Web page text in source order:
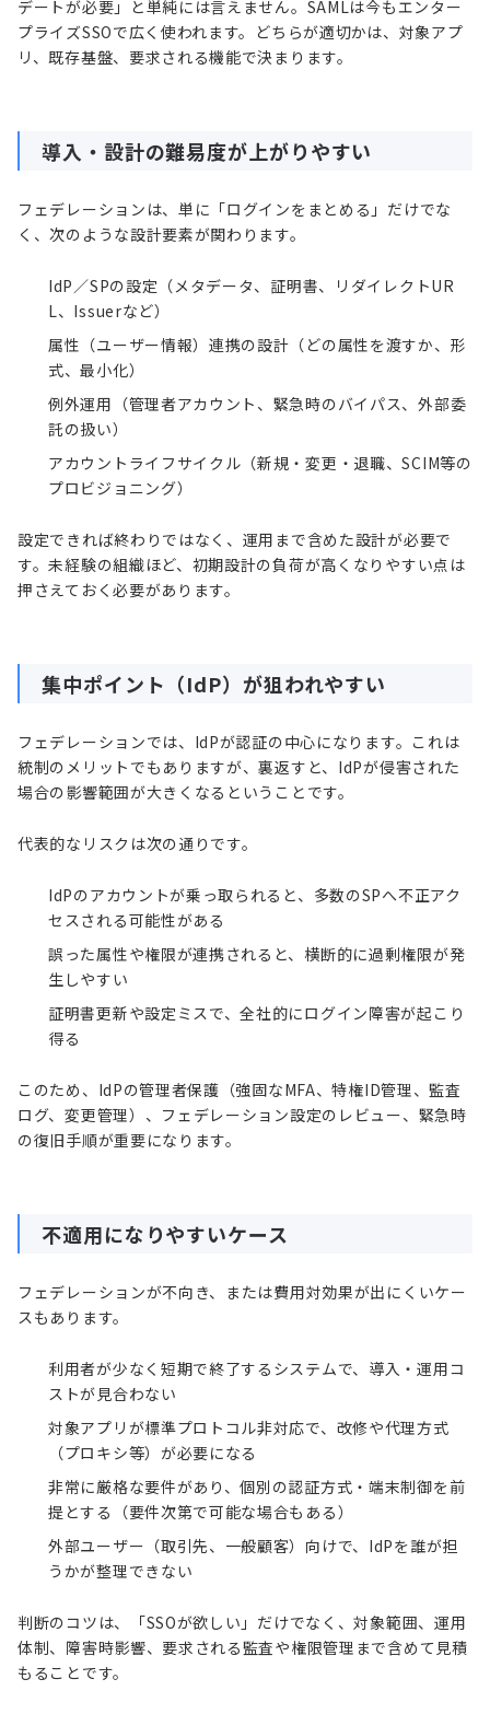
デートが必要」と単純には言えません。SAMLは今もエンター
プライズSSOで広く使われます。どちらが適切かは、対象アプ
リ、既存基盤、要求される機能で決まります。
導入・設計の難易度が上がりやすい
フェデレーションは、単に「ログインをまとめる」だけでな
く、次のような設計要素が関わります。
IdP／SPの設定（メタデータ、証明書、リダイレクトUR
L、Issuerなど）
属性（ユーザー情報）連携の設計（どの属性を渡すか、形
式、最小化）
例外運用（管理者アカウント、緊急時のバイパス、外部委
託の扱い）
アカウントライフサイクル（新規・変更・退職、SCIM等の
プロビジョニング）
設定できれば終わりではなく、運用まで含めた設計が必要で
す。未経験の組織ほど、初期設計の負荷が高くなりやすい点は
押さえておく必要があります。
集中ポイント（IdP）が狙われやすい
フェデレーションでは、IdPが認証の中心になります。これは
統制のメリットでもありますが、裏返すと、IdPが侵害された
場合の影響範囲が大きくなるということです。
代表的なリスクは次の通りです。
IdPのアカウントが乗っ取られると、多数のSPへ不正アク
セスされる可能性がある
誤った属性や権限が連携されると、横断的に過剰権限が発
生しやすい
証明書更新や設定ミスで、全社的にログイン障害が起こり
得る
このため、IdPの管理者保護（強固なMFA、特権ID管理、監査
ログ、変更管理）、フェデレーション設定のレビュー、緊急時
の復旧手順が重要になります。
不適用になりやすいケース
フェデレーションが不向き、または費用対効果が出にくいケー
スもあります。
利用者が少なく短期で終了するシステムで、導入・運用コ
ストが見合わない
対象アプリが標準プロトコル非対応で、改修や代理方式
（プロキシ等）が必要になる
非常に厳格な要件があり、個別の認証方式・端末制御を前
提とする（要件次第で可能な場合もある）
外部ユーザー（取引先、一般顧客）向けで、IdPを誰が担
うかが整理できない
判断のコツは、「SSOが欲しい」だけでなく、対象範囲、運用
体制、障害時影響、要求される監査や権限管理まで含めて見積
もることです。